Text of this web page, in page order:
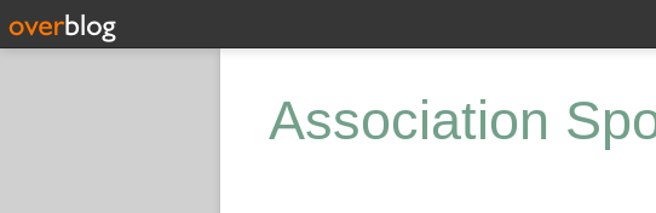
Association